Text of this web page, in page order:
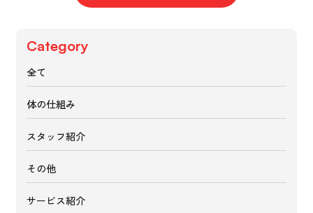
Category
全て
体の仕組み
スタッフ紹介
その他
サービス紹介